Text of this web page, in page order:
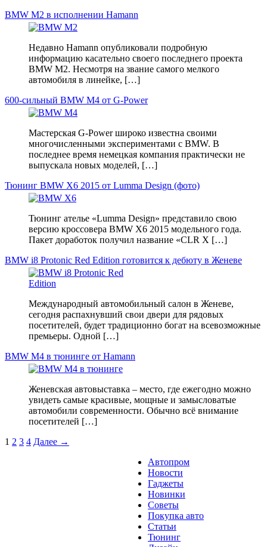
BMW M2 в исполнении Hamann
Недавно Hamann опубликовали подробную
информацию касательно своего последнего проекта
BMW M2. Несмотря на звание самого мелкого
автомобиля в линейке, […]
600-сильный BMW M4 от G-Power
Мастерская G-Power широко известна своими
многочисленными экспериментами с BMW. В
последнее время немецкая компания практически не
выпускала новых моделей, […]
Тюнинг BMW X6 2015 от Lumma Design (фото)
Тюнинг ателье «Lumma Design» представило свою
версию кроссовера BMW X6 2015 модельного года.
Пакет доработок получил название «CLR X […]
BMW i8 Protonic Red Edition готовится к дебюту в Женеве
Международный автомобильный салон в Женеве,
сегодня распахнувший свои двери для рядовых
посетителей, будет традиционно богат на всевозможные
премьеры. Одной […]
BMW M4 в тюнинге от Hamann
Женевская автовыставка – место, где ежегодно можно
увидеть самые красивые, мощные и замысловатые
автомобили современности. Обычно всё внимание
посетителей […]
1 2 3 4 Далее →
Автопром
Новости
Гаджеты
Новинки
Советы
Покупка авто
Статьи
Тюнинг